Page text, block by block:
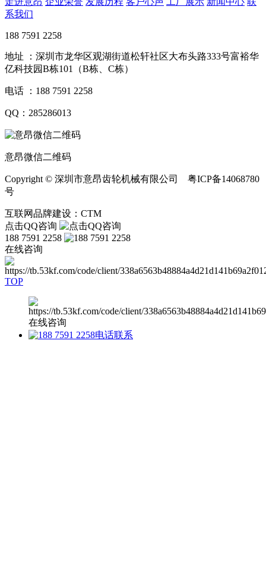
系我们
188 7591 2258
地址 ：深圳市龙华区观湖街道松轩社区大布头路333号富裕华
亿科技园B栋101（B栋、C栋）
电话 ：188 7591 2258
QQ：285286013
意昂微信二维码
Copyright © 深圳市意昂齿轮机械有限公司 粤ICP备14068780
号
互联网品牌建设：CTM
点击QQ咨询
188 7591 2258
在线咨询
TOP
在线咨询
电话联系